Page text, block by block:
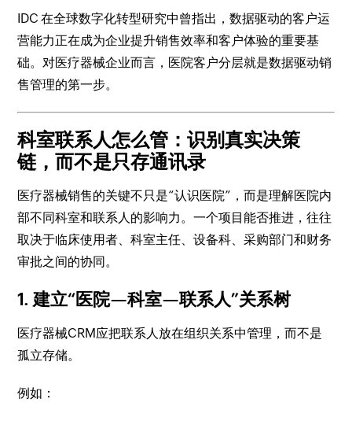
IDC 在全球数字化转型研究中曾指出，数据驱动的客户运
营能力正在成为企业提升销售效率和客户体验的重要基
础。对医疗器械企业而言，医院客户分层就是数据驱动销
售管理的第一步。
科室联系人怎么管：识别真实决策
链，而不是只存通讯录
医疗器械销售的关键不只是“认识医院”，而是理解医院内
部不同科室和联系人的影响力。一个项目能否推进，往往
取决于临床使用者、科室主任、设备科、采购部门和财务
审批之间的协同。
1. 建立“医院—科室—联系人”关系树
医疗器械CRM应把联系人放在组织关系中管理，而不是
孤立存储。
例如：